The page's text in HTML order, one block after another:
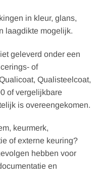
in kleur, glans,
laagdikte mogelijk.
geleverd onder een
of
Qualisteelcoat,
of vergelijkbare
is overeengekomen.
keurmerk,
of externe keuring?
hebben voor
en